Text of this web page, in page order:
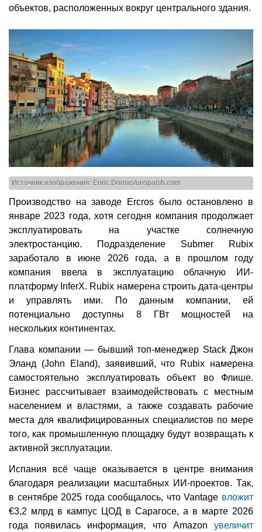
объектов, расположенных вокруг центрального здания.
Источник изображения: Enric Domas/unspalsh.com
Производство на заводе Ercros было остановлено в
январе 2023 года, хотя сегодня компания продолжает
эксплуатировать на участке солнечную
электростанцию. Подразделение Submer Rubix
заработало в июне 2026 года, а в прошлом году
компания ввела в эксплуатацию облачную ИИ-
платформу InferX. Rubix намерена строить дата-центры
и управлять ими. По данным компании, ей
потенциально доступны 8 ГВт мощностей на
нескольких континентах.
Глава компании — бывший топ-менеджер Stack Джон
Эланд (John Eland), заявивший, что Rubix намерена
самостоятельно эксплуатировать объект во Флише.
Бизнес рассчитывает взаимодействовать с местным
населением и властями, а также создавать рабочие
места для квалифицированных специалистов по мере
того, как промышленную площадку будут возвращать к
активной эксплуатации.
Испания всё чаще оказывается в центре внимания
благодаря реализации масштабных ИИ-проектов. Так,
в сентябре 2025 года сообщалось, что Vantage вложит
€3,2 млрд в кампус ЦОД в Сарагосе, а в марте 2026
года появилась информация, что Amazon увеличит